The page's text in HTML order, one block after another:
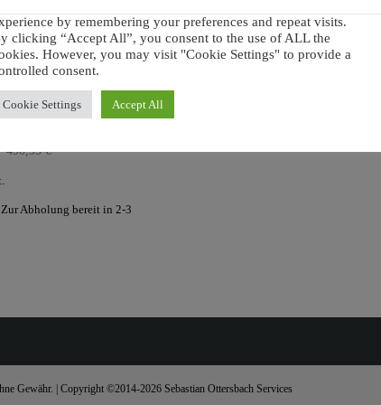
900-1050
490,95€
Zur Abholung bereit in 2-3
Gewähr. | Copyright ©2014-2026 Sebastian Ottersbach Services
by remembering your preferences and repeat visits.
clicking “Accept All”, you consent to the use of ALL the
However, you may visit "Cookie Settings" to provide a
consent.
Cookie Settings Accept All